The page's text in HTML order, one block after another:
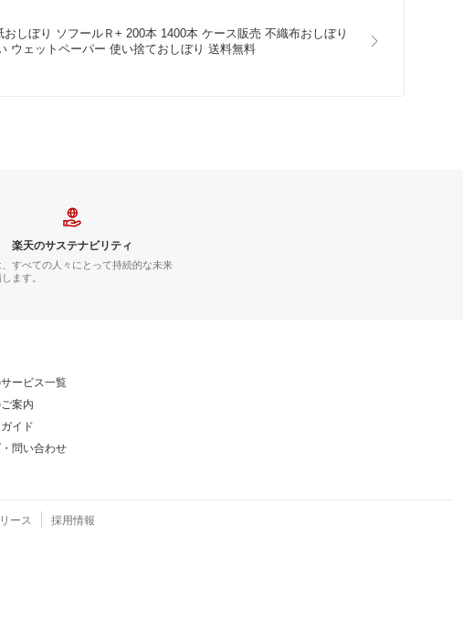
しぼり ソフールＲ+ 200本 1400本 ケース販売 不織布おしぼり
ウェットペーパー 使い捨ておしぼり 送料無料
楽天のサステナビリティ
すべての人々にとって持続的な未来
ます。
ービス一覧
案内
イド
問い合わせ
ース 採用情報